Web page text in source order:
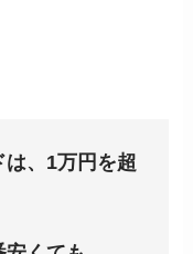
、1万円を超